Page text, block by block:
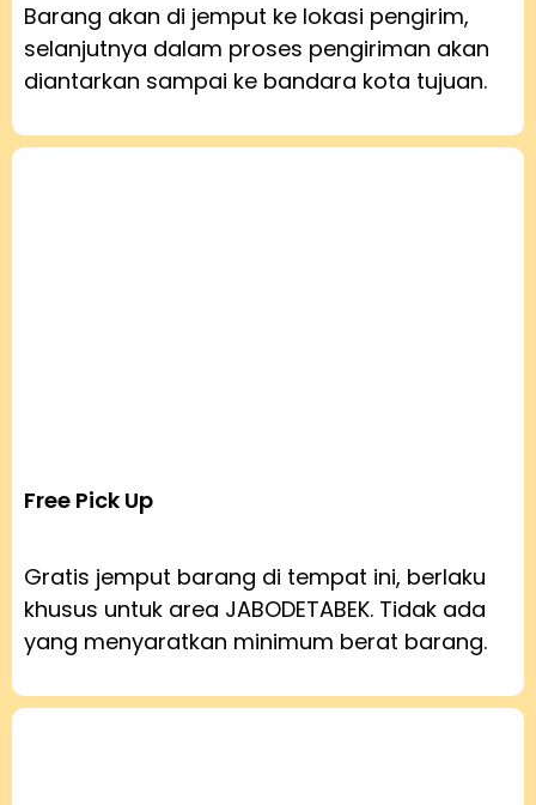
Barang akan di jemput ke lokasi pengirim,
selanjutnya dalam proses pengiriman akan
diantarkan sampai ke bandara kota tujuan.
Free Pick Up
Gratis jemput barang di tempat ini, berlaku
khusus untuk area JABODETABEK. Tidak ada
yang menyaratkan minimum berat barang.